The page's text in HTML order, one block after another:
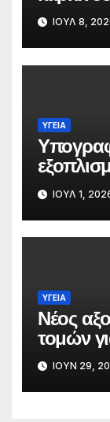
ΙΟΎΛ 8,
ΥΓΕΙΑ
Στερεά
ΙΟΎΛ 1,
ΥΓΕΙΑ
Νέος
τομών
ΙΟΎΝ 29,